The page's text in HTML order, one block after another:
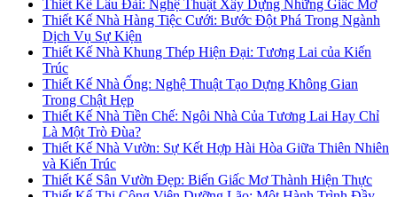
Thiết Kế Lâu Đài: Nghệ Thuật Xây Dựng Những Giấc Mơ
Thiết Kế Nhà Hàng Tiệc Cưới: Bước Đột Phá Trong Ngành
Dịch Vụ Sự Kiện
Thiết Kế Nhà Khung Thép Hiện Đại: Tương Lai của Kiến
Trúc
Thiết Kế Nhà Ống: Nghệ Thuật Tạo Dựng Không Gian
Trong Chật Hẹp
Thiết Kế Nhà Tiền Chế: Ngôi Nhà Của Tương Lai Hay Chỉ
Là Một Trò Đùa?
Thiết Kế Nhà Vườn: Sự Kết Hợp Hài Hòa Giữa Thiên Nhiên
và Kiến Trúc
Thiết Kế Sân Vườn Đẹp: Biến Giấc Mơ Thành Hiện Thực